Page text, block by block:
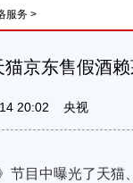
电子标准 2014年将
服务 >
猫京东售假酒
20:02 央视
节目中曝光了天猫